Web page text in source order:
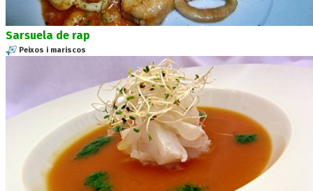
Sarsuela de rap
Peixos i mariscos